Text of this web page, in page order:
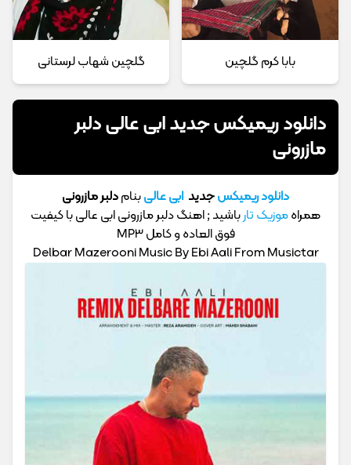
بابا کرم گلچین گلچین شهاب لرستانی
دانلود ریمیکس جدید ابی عالی دلبر
مازرونی
دانلود ریمیکسجدیدابی عالیبنامدلبر مازرونی
همراهموزیک تارباشید ; اهنگ دلبر مازرونی ابی عالی با کیفیت
فوق العاده و کامل MP3
Delbar Mazerooni Music By Ebi Aali From Musictar